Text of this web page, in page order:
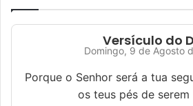
Versículo do
Domingo, 9 de Agosto
Porque o Senhor será a tua
os teus pés de serem